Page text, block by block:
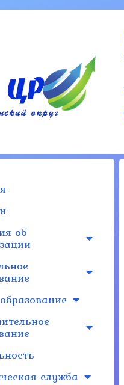
об
служба